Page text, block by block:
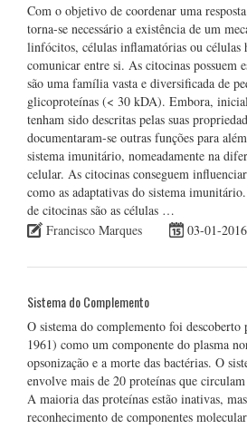
Com o objetivo de coordenar uma
torna-se necessário a existência de um
linfócitos, células inflamatórias ou células
comunicar entre si. As citocinas possuem
são uma família vasta e diversificada de
glicoproteínas (< 30 kDA). Embora,
tenham sido descritas pelas suas
documentaram-se outras funções para
sistema imunitário, nomeadamente na
celular. As citocinas conseguem
como as adaptativas do sistema
de citocinas são as células …
Francisco Marques
03-01-2016
Sistema do Complemento
O sistema do complemento foi
1961) como um componente do plasma
opsonização e a morte das bactérias. O
envolve mais de 20 proteínas que
A maioria das proteínas estão inativas,
reconhecimento de componentes